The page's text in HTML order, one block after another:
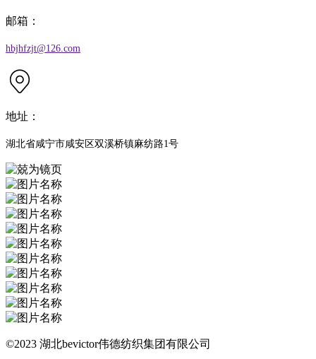
邮箱：
hbjhfzjt@126.com
地址：
湖北省咸宁市咸安区双溪桥镇麻纺路1号
©2023 湖北bevictor伟德纺织集团有限公司